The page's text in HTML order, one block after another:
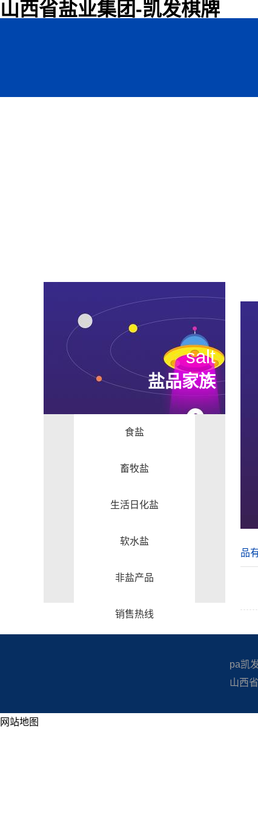
山西省盐业集团-凯发棋牌
salt
盐品家族
食盐
畜牧盐
生活日化盐
软水盐
非盐产品
销售热线
品
pa凯
山西
网站地图